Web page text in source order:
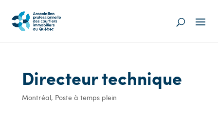
Directeur technique
Montréal, Poste à temps plein